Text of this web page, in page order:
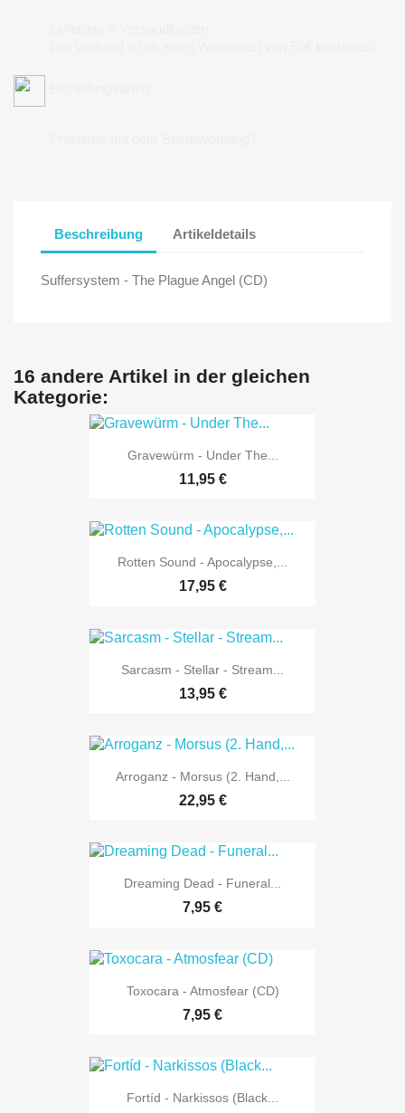
Beschreibung Artikeldetails
Suffersystem - The Plague Angel (CD)
16 andere Artikel in der gleichen
Kategorie:
Gravewürm - Under The...
11,95 €
Rotten Sound - Apocalypse,...
17,95 €
Sarcasm - Stellar - Stream...
13,95 €
Arroganz - Morsus (2. Hand,...
22,95 €
Dreaming Dead - Funeral...
7,95 €
Toxocara - Atmosfear (CD)
7,95 €
Fortíd - Narkissos (Black...